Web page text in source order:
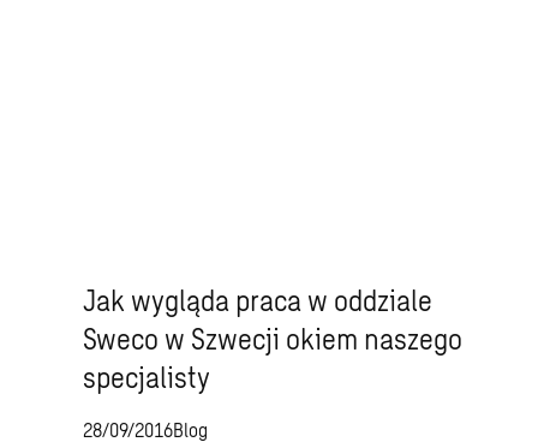
Jak wygląda praca w oddziale
Sweco w Szwecji okiem naszego
specjalisty
28/09/2016Blog